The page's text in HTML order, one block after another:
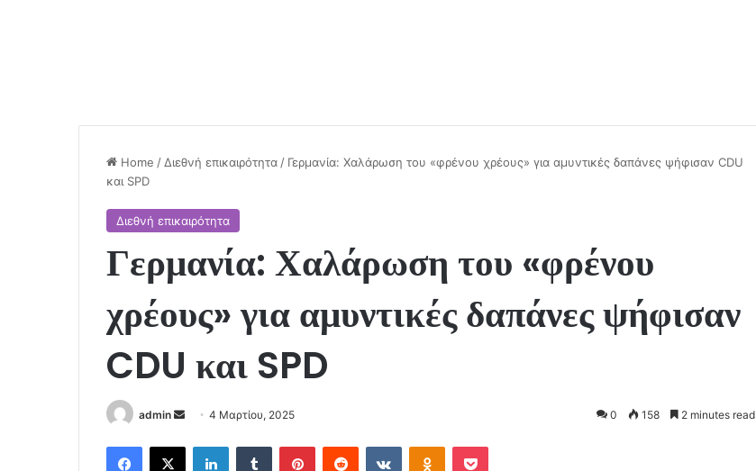
Home / Διεθνή επικαιρότητα / Γερμανία: Χαλάρωση του «φρένου χρέους» για αμυντικές δαπάνες ψήφισαν CDU
και SPD
Διεθνή επικαιρότητα
Γερμανία: Χαλάρωση του «φρένου
χρέους» για αμυντικές δαπάνες ψήφισαν
CDU και SPD
admin
Send
email
4 Μαρτίου, 2025 0 158 2 minutes read
Facebook
X LinkedInTumblr PinterestReddit VKontakteOdnoklassniki
Pocket